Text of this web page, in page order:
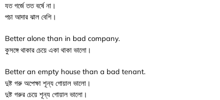
যত গর্জে তত বর্ষে না।
পচা আদার ঝাল বেশি।
Better alone than in bad company.
কুসঙ্গে থাকার চেয়ে একা থাকা ভালো।
Better an empty house than a bad tenant.
দুষ্ট গরু অপেক্ষা শূন্য গোয়াল ভালো।
দুষ্ট গরুর চেয়ে শূন্য গোয়াল ভালো।